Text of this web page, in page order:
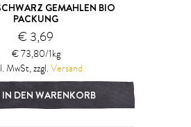
GEMAHLEN BIO
PACKUNG
€ 3,69
€ 73,80/1kg
MwSt, zzgl. Versand
IN DEN WARENKORB